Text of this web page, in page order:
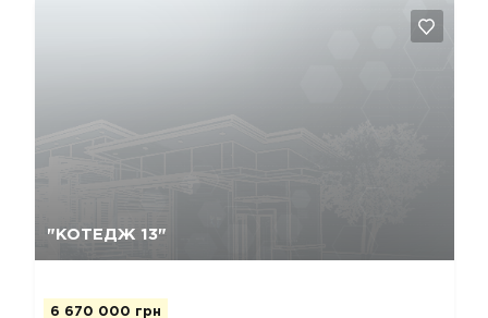
"КОТЕДЖ 13"
6 670 000 грн